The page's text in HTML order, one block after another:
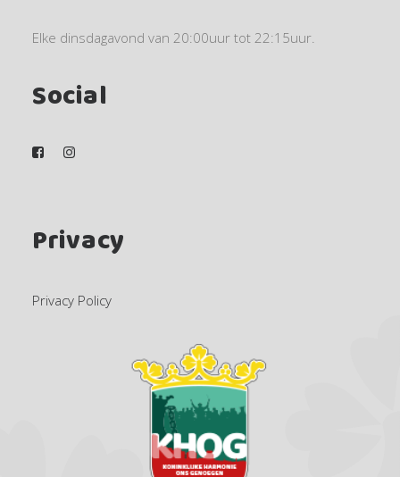
Elke dinsdagavond van 20:00uur tot 22:15uur.
Social
Privacy
Privacy Policy